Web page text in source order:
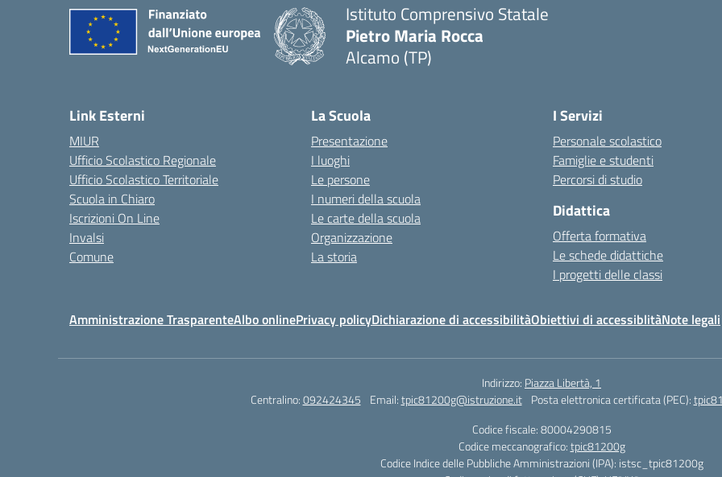
Istituto Comprensivo Statale
Pietro Maria Rocca
Alcamo (TP)
Link Esterni
MIUR
Ufficio Scolastico Regionale
Ufficio Scolastico Territoriale
Scuola in Chiaro
Iscrizioni On Line
Invalsi
Comune
La Scuola
Presentazione
I luoghi
Le persone
I numeri della scuola
Le carte della scuola
Organizzazione
La storia
I Servizi
Personale scolastico
Famiglie e studenti
Percorsi di studio
Didattica
Offerta formativa
Le schede didattiche
I progetti delle classi
Amministrazione TrasparenteAlbo onlinePrivacy policyDichiarazione di accessibilitàObiettivi di accessiblitàNote legali
Indirizzo: Piazza Libertà, 1
Centralino:092424345 Email:tpic81200g@istruzione.it Posta elettronica certificata (PEC):
Codice fiscale: 80004290815
Codice meccanografico:tpic81200g
Codice Indice delle Pubbliche Amministrazioni (IPA): istsc_tpic81200g